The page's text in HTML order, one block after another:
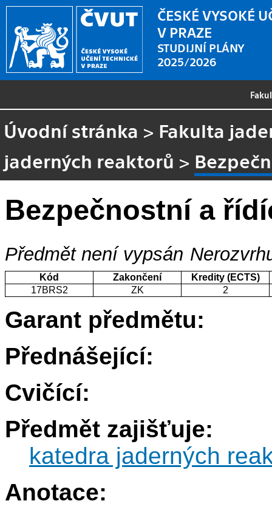
ČESKÉ VYSOKÉ
V PRAZE
STUDIJNÍ PLÁNY
2025/2026
Úvodní stránka > Fakulta
jaderných reaktorů >
Bezpečnostní a
Předmět není vypsán
Kód Zakončení
Kredity (ECTS)
17BRS2
ZK 2
Garant předmětu:
Přednášející:
Cvičící:
Předmět zajišťuje:
katedra jaderných
Anotace: